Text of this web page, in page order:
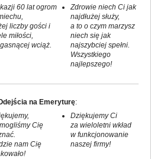
60 lat ogrom
liczby gości i
miłości,
wciąż.
Zdrowie niech Ci jak
najdłużej służy,
a to o czym marzysz
niech się jak
najszybciej spełni.
Wszystkiego
najlepszego!
na Emeryturę:
Cię
nam Cię
Dziękujemy Ci
za wieloletni wkład
w funkcjonowanie
naszej firmy!